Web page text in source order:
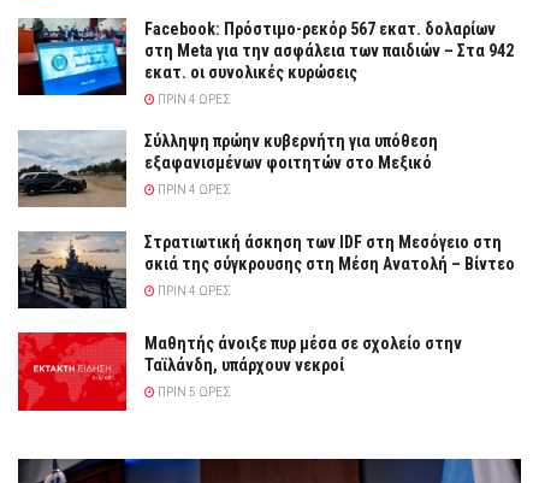
Facebook: Πρόστιμο-ρεκόρ 567 εκατ. δολαρίων
στη Meta για την ασφάλεια των παιδιών – Στα 942
εκατ. οι συνολικές κυρώσεις
ΠΡΙΝ 4 ΏΡΕΣ
Σύλληψη πρώην κυβερνήτη για υπόθεση
εξαφανισμένων φοιτητών στο Μεξικό
ΠΡΙΝ 4 ΏΡΕΣ
Στρατιωτική άσκηση των IDF στη Μεσόγειο στη
σκιά της σύγκρουσης στη Μέση Ανατολή – Βίντεο
ΠΡΙΝ 4 ΏΡΕΣ
Μαθητής άνοιξε πυρ μέσα σε σχολείο στην
Ταϊλάνδη, υπάρχουν νεκροί
ΠΡΙΝ 5 ΏΡΕΣ